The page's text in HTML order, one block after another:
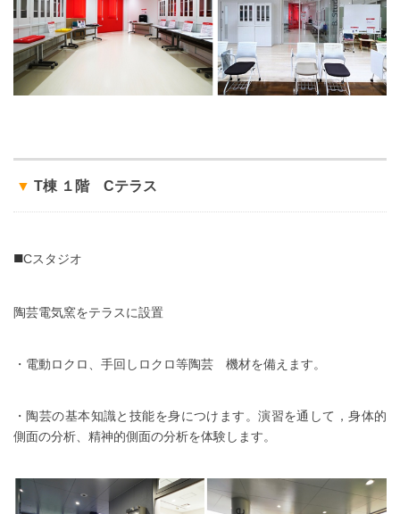
▼ T棟 １階 Cテラス
■Cスタジオ
陶芸電気窯をテラスに設置
・電動ロクロ、手回しロクロ等陶芸 機材を備えます。
・陶芸の基本知識と技能を身につけます。演習を通して，身体的
側面の分析、精神的側面の分析を体験します。